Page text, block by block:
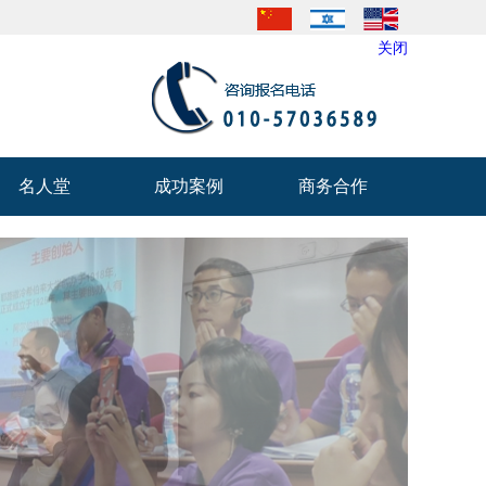
关闭
名人堂
名人堂
成功案例 商务合作
商务合作